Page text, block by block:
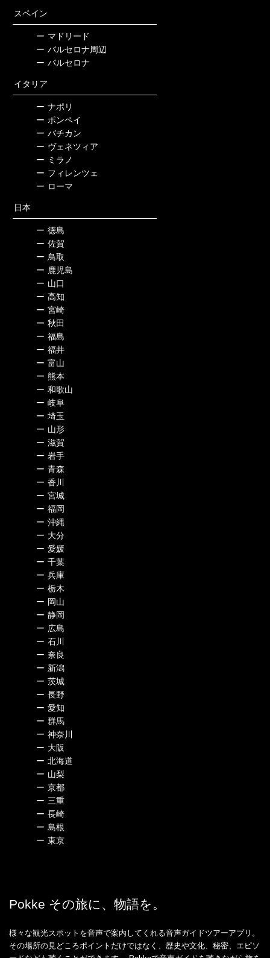
スペイン
ー マドリード
ー バルセロナ周辺
ー バルセロナ
イタリア
ー ナポリ
ー ポンペイ
ー バチカン
ー ヴェネツィア
ー ミラノ
ー フィレンツェ
ー ローマ
日本
ー 徳島
ー 佐賀
ー 鳥取
ー 鹿児島
ー 山口
ー 高知
ー 宮崎
ー 秋田
ー 福島
ー 福井
ー 富山
ー 熊本
ー 和歌山
ー 岐阜
ー 埼玉
ー 山形
ー 滋賀
ー 岩手
ー 青森
ー 香川
ー 宮城
ー 福岡
ー 沖縄
ー 大分
ー 愛媛
ー 千葉
ー 兵庫
ー 栃木
ー 岡山
ー 静岡
ー 広島
ー 石川
ー 奈良
ー 新潟
ー 茨城
ー 長野
ー 愛知
ー 群馬
ー 神奈川
ー 大阪
ー 北海道
ー 山梨
ー 京都
ー 三重
ー 長崎
ー 島根
ー 東京
Pokke その旅に、物語を。
様々な観光スポットを音声で案内してくれる音声ガイドツアーアプリ。
その場所の見どころポイントだけではなく、歴史や文化、秘密、エピソ